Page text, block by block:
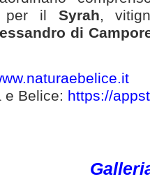
per il Syrah,
di
e Belice: https://